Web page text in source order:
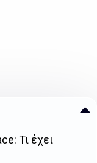
Τι έχει